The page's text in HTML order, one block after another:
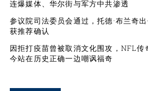
连爆媒体、华尔街与军方中共渗透
参议院司法委员会通过，托德·布兰奇
获推荐确认
因拒打疫苗曾被取消文化围攻，NFL传
今站在历史正确一边嘲讽福奇